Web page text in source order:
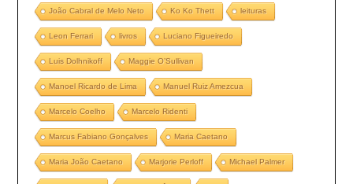
João Cabral de Melo Neto Ko Ko Thett leituras
Leon Ferrari livros Luciano Figueiredo
Luis Dolhnikoff Maggie O’Sullivan
Manoel Ricardo de Lima Manuel Ruiz Amezcua
Marcelo Coelho Marcelo Ridenti
Marcus Fabiano Gonçalves Maria Caetano
Maria João Caetano Marjorie Perloff Michael Palmer